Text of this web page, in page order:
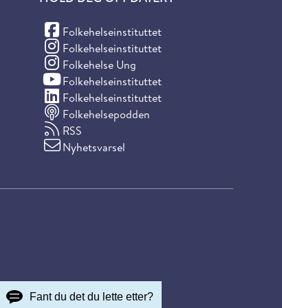
Folkehelseinstituttet
(Facebook)
Folkehelseinstituttet
(Instagram)
Folkehelse Ung
(Instagram)
Folkehelseinstituttet
(YouTube)
Folkehelseinstituttet
(LinkedIn)
Folkehelsepodden
RSS
Nyhetsvarsel
Fant du det du lette etter?